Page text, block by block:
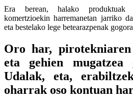
Era berean, halako produktuak
komertzioekin harremanetan jarriko
eta bestelako lege betearazpenak
Oro har,
eta gehien mugatzea
Udalak, eta,
oharrak oso kontuan